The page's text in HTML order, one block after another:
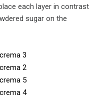
each layer in contrast
sugar on the